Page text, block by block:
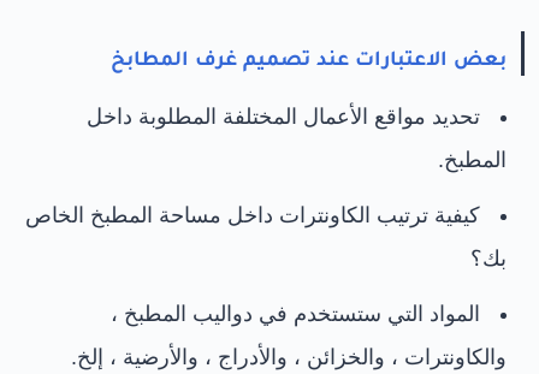
بعض الاعتبارات عند تصميم غرف المطابخ
تحديد مواقع الأعمال المختلفة المطلوبة داخل
المطبخ.
كيفية ترتيب الكاونترات داخل مساحة المطبخ الخاص
بك؟
المواد التي ستستخدم في دواليب المطبخ ،
والكاونترات ، والخزائن ، والأدراج ، والأرضية ، إلخ.